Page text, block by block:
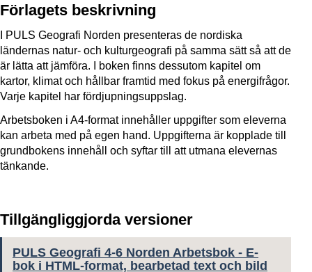
Förlagets beskrivning
I PULS Geografi Norden presenteras de nordiska
ländernas natur- och kulturgeografi på samma sätt så att de
är lätta att jämföra. I ­boken finns dessutom kapitel om
kartor, klimat och hållbar framtid med fokus på energifrågor.
Varje kapitel har fördjupningsuppslag.
Arbetsboken i A4-format innehåller uppgifter som eleverna
kan arbeta med på egen hand. Uppgifterna är kopplade till
grundbokens innehåll och syftar till att utmana elevernas
tänkande.
Tillgängliggjorda versioner
PULS Geografi 4-6 Norden Arbetsbok - E-
bok i HTML-format, bearbetad text och bild